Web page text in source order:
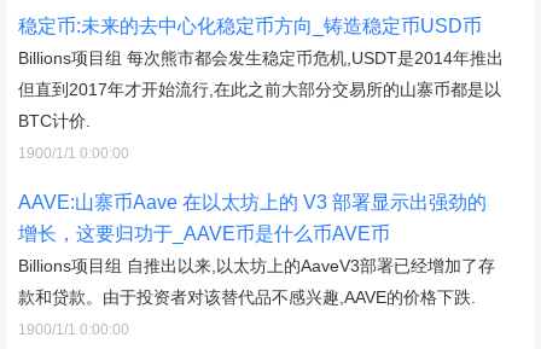
稳定币:未来的去中心化稳定币方向_铸造稳定币USD币
Billions项目组 每次熊市都会发生稳定币危机,USDT是2014年推出
但直到2017年才开始流行,在此之前大部分交易所的山寨币都是以
BTC计价.
1900/1/1 0:00:00
AAVE:山寨币Aave 在以太坊上的 V3 部署显示出强劲的
增长，这要归功于_AAVE币是什么币AVE币
Billions项目组 自推出以来,以太坊上的AaveV3部署已经增加了存
款和贷款。由于投资者对该替代品不感兴趣,AAVE的价格下跌.
1900/1/1 0:00:00